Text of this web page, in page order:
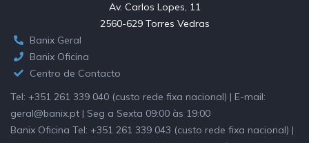
Av. Carlos Lopes, 11
2560-629 Torres Vedras
Banix Geral
Banix Oficina
Centro de Contacto
Tel: +351 261 339 040 (custo rede fixa nacional) | E-mail:
geral@banix.pt | Seg a Sexta 09:00 às 19:00
Banix Oficina Tel: +351 261 339 043 (custo rede fixa nacional) |